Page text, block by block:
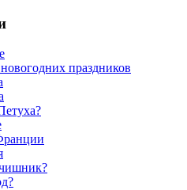
праздников